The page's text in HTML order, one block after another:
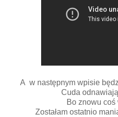
A w następnym wpisie
Cuda
Bo znowu coś
Zostałam ostatnio